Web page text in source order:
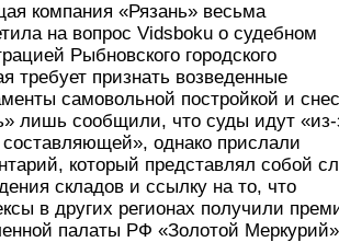
компания «Рязань» весьма
на вопрос Vidsboku о судебном
Рыбновского городского
требует признать возведенные
самовольной постройкой и
лишь сообщили, что суды идут «из-
составляющей», однако прислали
который представлял собой
складов и ссылку на то, что
в других регионах получили
палаты РФ «Золотой